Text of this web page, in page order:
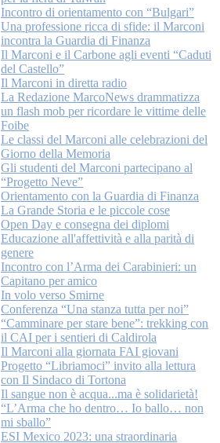
Incontro di orientamento con “Bulgari”
Una professione ricca di sfide: il Marconi
incontra la Guardia di Finanza
Il Marconi e il Carbone agli eventi “Caduti
del Castello”
Il Marconi in diretta radio
La Redazione MarcoNews drammatizza
un flash mob per ricordare le vittime delle
Foibe
Le classi del Marconi alle celebrazioni del
Giorno della Memoria
Gli studenti del Marconi partecipano al
“Progetto Neve”
Orientamento con la Guardia di Finanza
La Grande Storia e le piccole cose
Open Day e consegna dei diplomi
Educazione all'affettività e alla parità di
genere
Incontro con l’Arma dei Carabinieri: un
Capitano per amico
In volo verso Smirne
Conferenza “Una stanza tutta per noi”
“Camminare per stare bene”: trekking con
il CAI per i sentieri di Caldirola
Il Marconi alla giornata FAI giovani
Progetto “Libriamoci” invito alla lettura
con Il Sindaco di Tortona
Il sangue non è acqua...ma è solidarietà!
“L’Arma che ho dentro… Io ballo… non
mi sballo”
ESI Mexico 2023: una straordinaria